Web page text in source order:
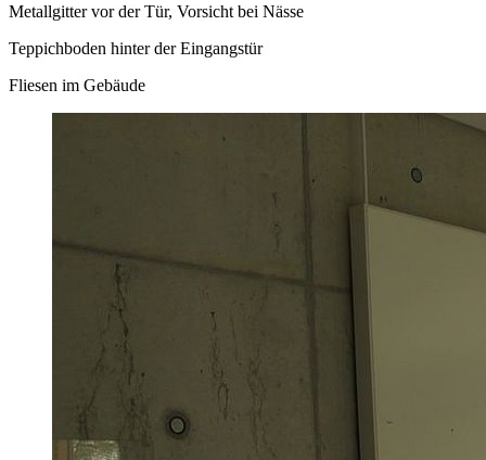
Metallgitter vor der Tür, Vorsicht bei Nässe
Teppichboden hinter der Eingangstür
Fliesen im Gebäude